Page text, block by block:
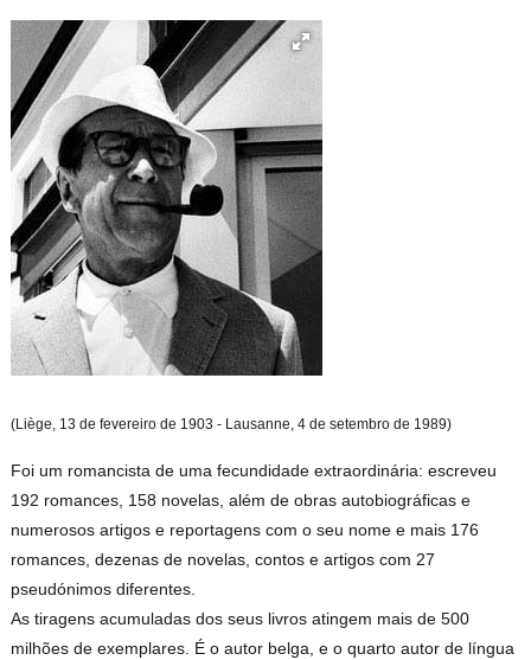
(Liège, 13 de fevereiro de 1903 - Lausanne, 4 de setembro de 1989)
Foi um romancista de uma fecundidade extraordinária: escreveu
192 romances, 158 novelas, além de obras autobiográficas e
numerosos artigos e reportagens com o seu nome e mais 176
romances, dezenas de novelas, contos e artigos com 27
pseudónimos diferentes.
As tiragens acumuladas dos seus livros atingem mais de 500
milhões de exemplares. É o autor belga, e o quarto autor de língua